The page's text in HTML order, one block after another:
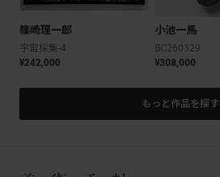
篠崎理一郎
宇宙採集-4
¥242,000
小池一馬
BC260329
¥308,000
もっと作品を探す